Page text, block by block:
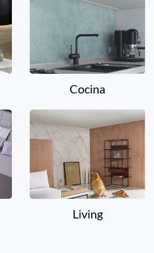
Cocina
Living